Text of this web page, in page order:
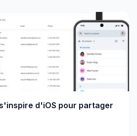
d'iOS pour partager